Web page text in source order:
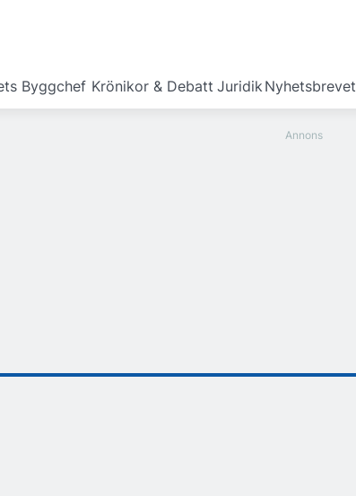
Byggchef Krönikor & Debatt JuridikNyhetsbrevet